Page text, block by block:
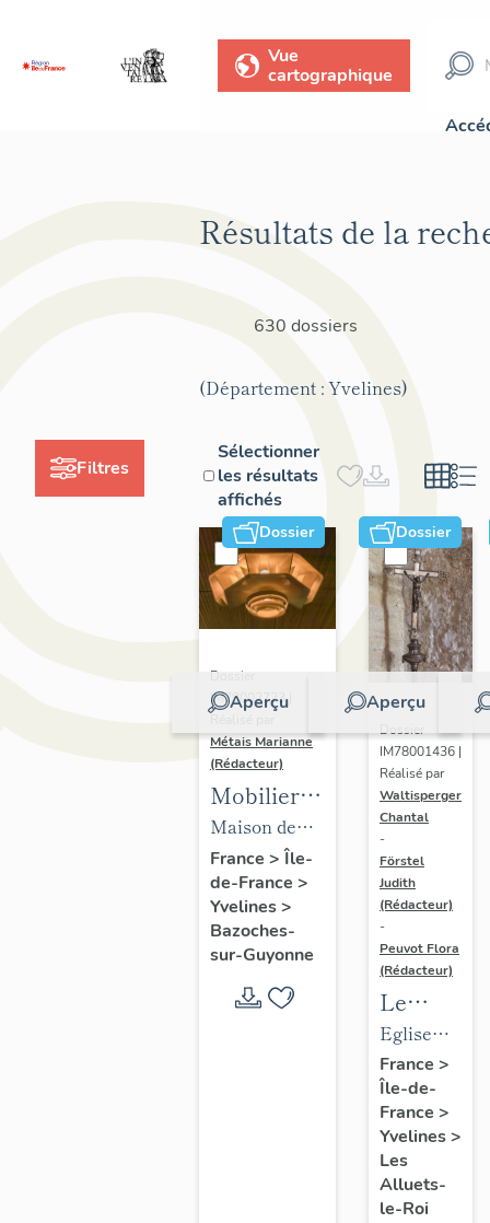
Vue
cartographique
Filtres
Résultats de la
630 dossiers
(Département : Yvelines)
Sélectionner
les résultats
affichés
Dossier
Aperçu
Dossier
IM78002723 |
Métais Marianne
(Rédacteur)
Mobilier
de la
maison
Louis
Carré
Maison de
villégiature
dite maison
Louis Carré
France > Île-
de-France >
Yvelines>
Bazoches-
sur-Guyonne
Dossier
Aperçu
Dossier
IM78001436 |
Réalisé par
Waltisperger
Chantal
-
Förstel
Judith
(Rédacteur)
-
Peuvot Flora
(Rédacteur)
Le
mobilier
de
l'église
Saint-
Nicolas
Eglise
paroissiale
Saint-
Nicolas
France >
Île-de-
France >
Yvelines>
Les
Alluets-
le-Roi